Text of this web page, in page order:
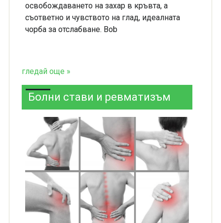
освобождаването на захар в кръвта, а
съответно и чувството на глад, идеалната
чорба за отслабване. Bob
гледай още »
Болни стави и ревматизъм